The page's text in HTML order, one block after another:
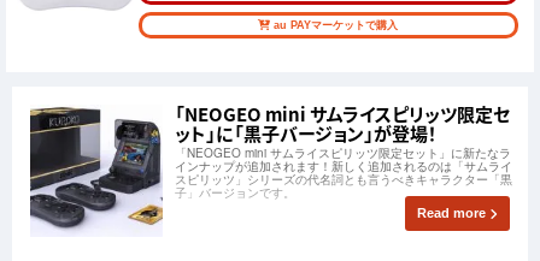
au PAYマーケットで購入
「NEOGEO mini サムライスピリッツ限定セ
ット」に「黒子バージョン」が登場！
「NEOGEO mini サムライスピリッツ限定セット」に新たなラ
インナップが追加されます！新しく追加されるのは「サムライ
スピリッツ」シリーズの代名詞とも言うべきキャラクター「黒
子」バージョンです。
Read more